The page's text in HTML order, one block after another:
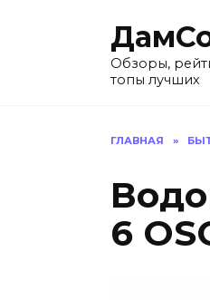
Обзоры,
топы лучших
ГЛАВНАЯ »
6